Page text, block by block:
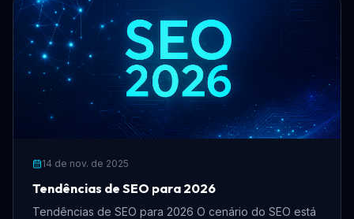
14 de nov. de 2025
Tendências de SEO para 2026
Tendências de SEO para 2026 O cenário do SEO está